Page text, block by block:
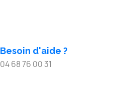
Besoin d'aide ?
04 68 76 00 31